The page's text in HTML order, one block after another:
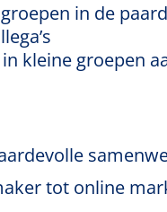
in de
kleine groepen
tot online